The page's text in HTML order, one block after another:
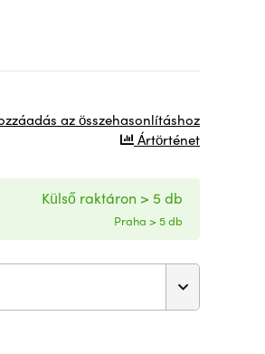
az összehasonlításhoz
Ártörténet
Külső raktáron > 5 db
Praha > 5 db